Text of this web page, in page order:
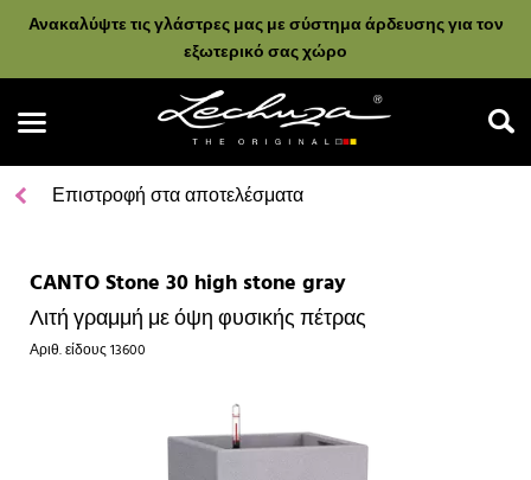
Ανακαλύψτε τις γλάστρες μας με σύστημα άρδευσης για τον
εξωτερικό σας χώρο
Αναζήτηση
Επιστροφή στα αποτελέσματα
CANTO Stone 30 high stone gray
Λιτή γραμμή με όψη φυσικής πέτρας
Αριθ. είδους13600